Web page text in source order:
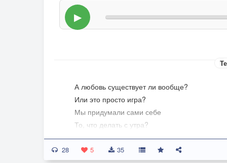
▶
А любовь существует ли вообще?
Или это просто игра?
Мы придумали сами себе
То, что делать с утра?
Мы зовём это светом, огнём,
28 5 35